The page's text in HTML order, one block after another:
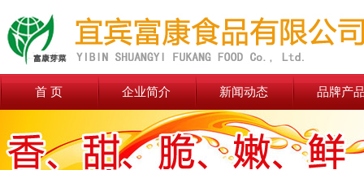
首 页 企业简介 新闻动态 品牌产